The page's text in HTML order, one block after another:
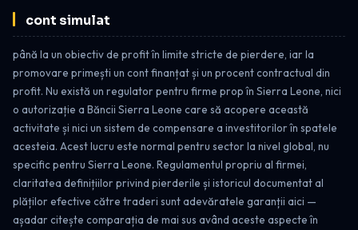
cont simulat
până la un obiectiv de profit în limite stricte de pierdere, iar la
promovare primești un cont finanțat și un procent contractual din
profit. Nu există un regulator pentru firme prop în Sierra Leone, nici
o autorizație a Băncii Sierra Leone care să acopere această
activitate și nici un sistem de compensare a investitorilor în spatele
acesteia. Acest lucru este normal pentru sector la nivel global, nu
specific pentru Sierra Leone. Regulamentul propriu al firmei,
claritatea definițiilor privind pierderile și istoricul documentat al
plăților efective către traderi sunt adevăratele garanții aici —
așadar citește comparația de mai sus având aceste aspecte în